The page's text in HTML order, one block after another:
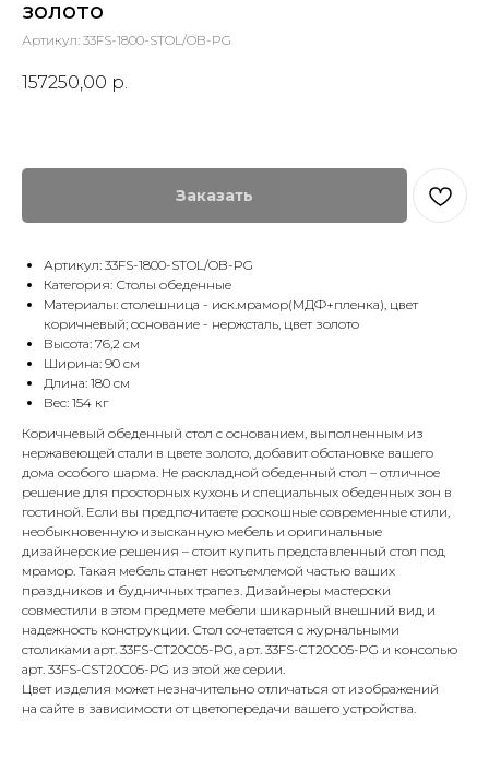
золото
Артикул: 33FS-1800-STOL/OB-PG
157250,00 р.
Заказать
Артикул: 33FS-1800-STOL/OB-PG
Категория: Столы обеденные
Материалы: столешница - иск.мрамор(МДФ+пленка), цвет
коричневый; основание - нержсталь, цвет золото
Высота: 76,2 см
Ширина: 90 см
Длина: 180 см
Вес: 154 кг
Коричневый обеденный стол с основанием, выполненным из
нержавеющей стали в цвете золото, добавит обстановке вашего
дома особого шарма. Не раскладной обеденный стол – отличное
решение для просторных кухонь и специальных обеденных зон в
гостиной. Если вы предпочитаете роскошные современные стили,
необыкновенную изысканную мебель и оригинальные
дизайнерские решения – стоит купить представленный стол под
мрамор. Такая мебель станет неотъемлемой частью ваших
праздников и будничных трапез. Дизайнеры мастерски
совместили в этом предмете мебели шикарный внешний вид и
надежность конструкции. Стол сочетается с журнальными
столиками арт. 33FS-CT20C05-PG, арт. 33FS-CT20C05-PG и консолью
арт. 33FS-CST20C05-PG из этой же серии.
Цвет изделия может незначительно отличаться от изображений
на сайте в зависимости от цветопередачи вашего устройства.